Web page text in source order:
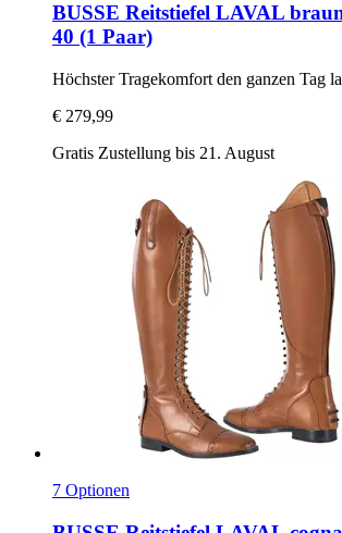
BUSSE Reitstiefel LAVAL
40 (1 Paar)
Höchster Tragekomfort den ganzen Tag
€ 279,99
Gratis Zustellung bis 21. August
7 Optionen